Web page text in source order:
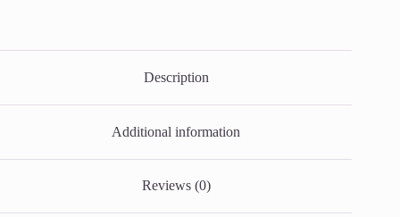
Description
Additional information
Reviews (0)